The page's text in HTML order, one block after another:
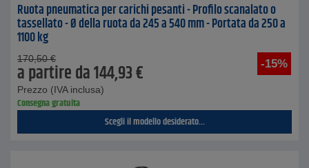
Ruota pneumatica per carichi pesanti - Profilo scanalato o
tassellato - Ø della ruota da 245 a 540 mm - Portata da 250 a
1100 kg
-15%
170,50 €
a partire da144,93€
Prezzo (IVA inclusa)
Consegna gratuita
Scegli il modello desiderato...